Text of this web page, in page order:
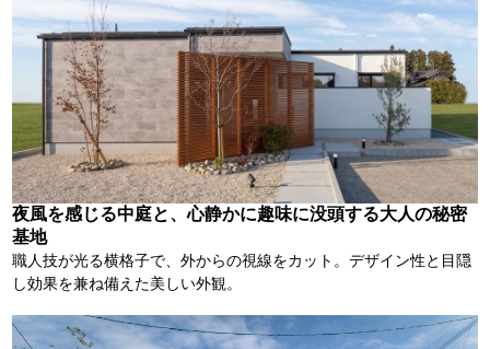
夜風を感じる中庭と、心静かに趣味に没頭する大人の秘密
基地
職人技が光る横格子で、外からの視線をカット。デザイン性と目隠
し効果を兼ね備えた美しい外観。